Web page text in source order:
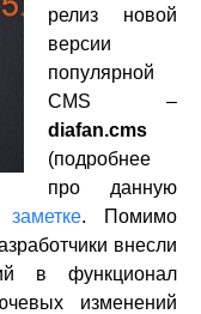
релиз новой
версии
популярной
CMS –
diafan.cms
(подробнее
про данную
заметке. Помимо
внесли
в функционал
изменений